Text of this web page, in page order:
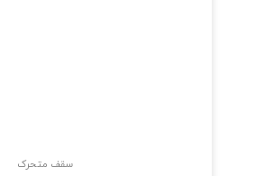
سقف متحرک